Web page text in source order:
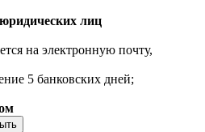
лиц
на электронную почту,
5 банковских дней;